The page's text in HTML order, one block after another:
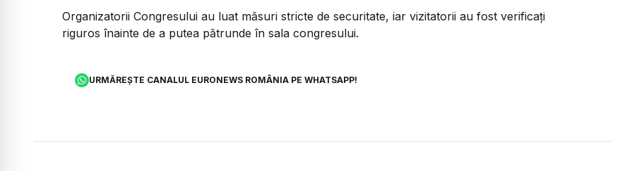
Organizatorii Congresului au luat măsuri stricte de securitate, iar vizitatorii au fost verificați
riguros înainte de a putea pătrunde în sala congresului.
URMĂREȘTE CANALUL EURONEWS ROMÂNIA PE WHATSAPP!